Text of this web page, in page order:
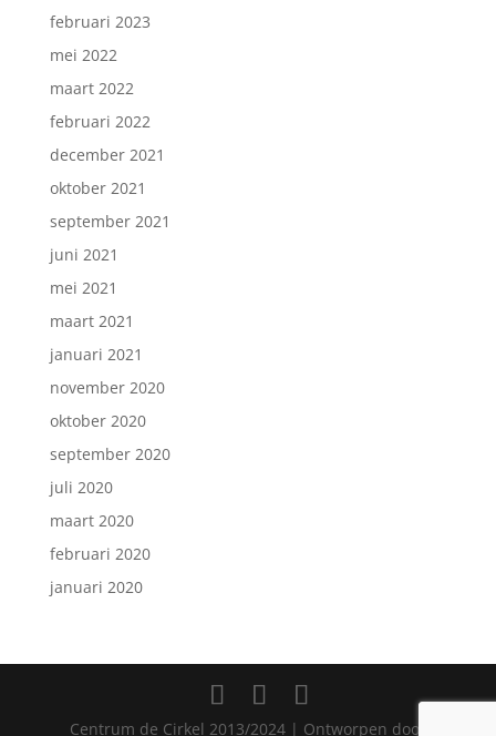
februari 2023
mei 2022
maart 2022
februari 2022
december 2021
oktober 2021
september 2021
juni 2021
mei 2021
maart 2021
januari 2021
november 2020
oktober 2020
september 2020
juli 2020
maart 2020
februari 2020
januari 2020
Centrum de Cirkel 2013/2024 | Ontworpen door